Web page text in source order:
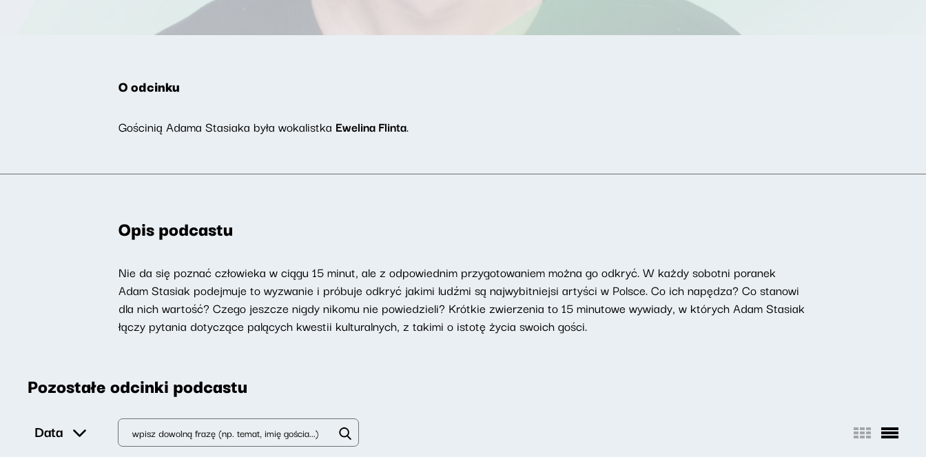
O odcinku
Gościnią Adama Stasiaka była wokalistka Ewelina Flinta.
Opis podcastu
Nie da się poznać człowieka w ciągu 15 minut, ale z odpowiednim przygotowaniem można go odkryć. W każdy sobotni poranek
Adam Stasiak podejmuje to wyzwanie i próbuje odkryć jakimi ludźmi są najwybitniejsi artyści w Polsce. Co ich napędza? Co stanowi
dla nich wartość? Czego jeszcze nigdy nikomu nie powiedzieli? Krótkie zwierzenia to 15 minutowe wywiady, w których Adam Stasiak
łączy pytania dotyczące palących kwestii kulturalnych, z takimi o istotę życia swoich gości.
Pozostałe odcinki podcastu
Data